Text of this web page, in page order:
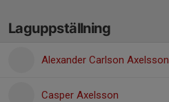
Laguppställning
Alexander Carlson Axelsson
Casper Axelsson